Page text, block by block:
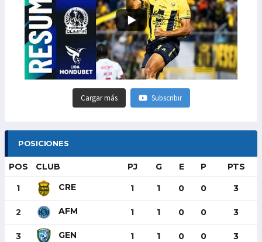
Cargar más Subscribir
POSICIONES
POS CLUB PJ G E P PTS
1 CRE 1 1 0 0 3
2 AFM 1 1 0 0 3
3 GEN 1 1 0 0 3